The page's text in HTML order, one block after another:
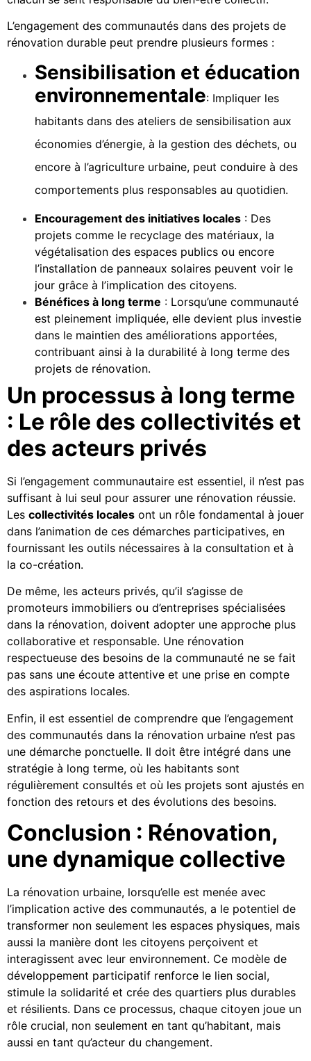
L’engagement des communautés dans des projets de
rénovation durable peut prendre plusieurs formes :
Sensibilisation et éducation
environnementale: Impliquer les
habitants dans des ateliers de sensibilisation aux
économies d’énergie, à la gestion des déchets, ou
encore à l’agriculture urbaine, peut conduire à des
comportements plus responsables au quotidien.
Encouragement des initiatives locales : Des
projets comme le recyclage des matériaux, la
végétalisation des espaces publics ou encore
l’installation de panneaux solaires peuvent voir le
jour grâce à l’implication des citoyens.
Bénéfices à long terme : Lorsqu’une communauté
est pleinement impliquée, elle devient plus investie
dans le maintien des améliorations apportées,
contribuant ainsi à la durabilité à long terme des
projets de rénovation.
Un processus à long terme
: Le rôle des collectivités et
des acteurs privés
Si l’engagement communautaire est essentiel, il n’est pas
suffisant à lui seul pour assurer une rénovation réussie.
Les collectivités locales ont un rôle fondamental à jouer
dans l’animation de ces démarches participatives, en
fournissant les outils nécessaires à la consultation et à
la co-création.
De même, les acteurs privés, qu’il s’agisse de
promoteurs immobiliers ou d’entreprises spécialisées
dans la rénovation, doivent adopter une approche plus
collaborative et responsable. Une rénovation
respectueuse des besoins de la communauté ne se fait
pas sans une écoute attentive et une prise en compte
des aspirations locales.
Enfin, il est essentiel de comprendre que l’engagement
des communautés dans la rénovation urbaine n’est pas
une démarche ponctuelle. Il doit être intégré dans une
stratégie à long terme, où les habitants sont
régulièrement consultés et où les projets sont ajustés en
fonction des retours et des évolutions des besoins.
Conclusion : Rénovation,
une dynamique collective
La rénovation urbaine, lorsqu’elle est menée avec
l’implication active des communautés, a le potentiel de
transformer non seulement les espaces physiques, mais
aussi la manière dont les citoyens perçoivent et
interagissent avec leur environnement. Ce modèle de
développement participatif renforce le lien social,
stimule la solidarité et crée des quartiers plus durables
et résilients. Dans ce processus, chaque citoyen joue un
rôle crucial, non seulement en tant qu’habitant, mais
aussi en tant qu’acteur du changement.